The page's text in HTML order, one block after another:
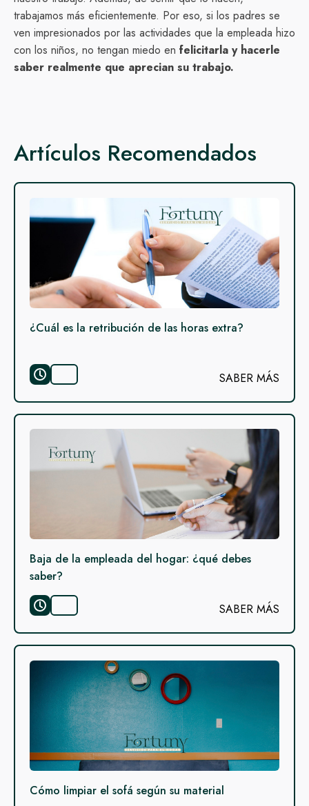
trabajamos más eficientemente. Por eso, si los padres se
ven impresionados por las actividades que la empleada hizo
con los niños, no tengan miedo en felicitarla y hacerle
saber realmente que aprecian su trabajo.
Artículos Recomendados
¿Cuál es la retribución de las horas extra?
SABER MÁS
Baja de la empleada del hogar: ¿qué debes
saber?
SABER MÁS
Cómo limpiar el sofá según su material